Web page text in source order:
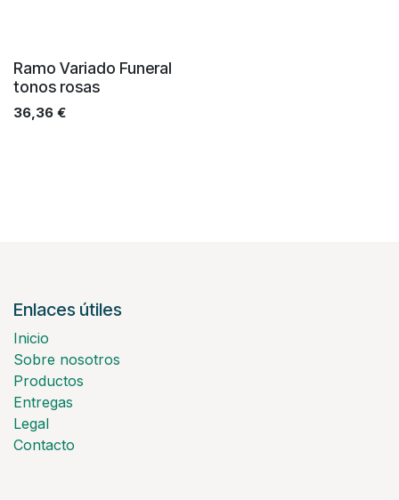
Ramo Variado Funeral
tonos rosas
36,36 €
Enlaces útiles
Inicio
Sobre nosotros
Productos
Entregas
Legal
Contacto